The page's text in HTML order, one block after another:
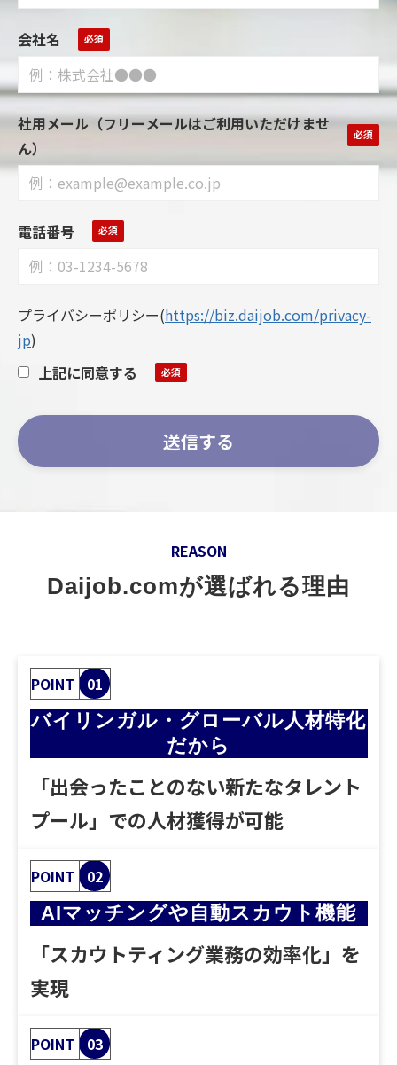
会社名
社用メール（フリーメールはご利用いただけませ
ん）
電話番号
プライバシーポリシー(https://biz.daijob.com/privacy-
jp)
上記に同意する
REASON
Daijob.comが選ばれる理由
POINT 01
バイリンガル・グローバル人材特化
だから
「出会ったことのない新たなタレント
プール」での人材獲得が可能
POINT 02
AIマッチングや自動スカウト機能
「スカウトティング業務の効率化」を
実現
POINT 03